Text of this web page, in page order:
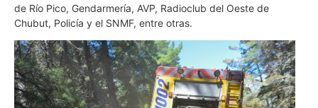
de Río Pico, Gendarmería, AVP, Radioclub del Oeste de
Chubut, Policía y el SNMF, entre otras.